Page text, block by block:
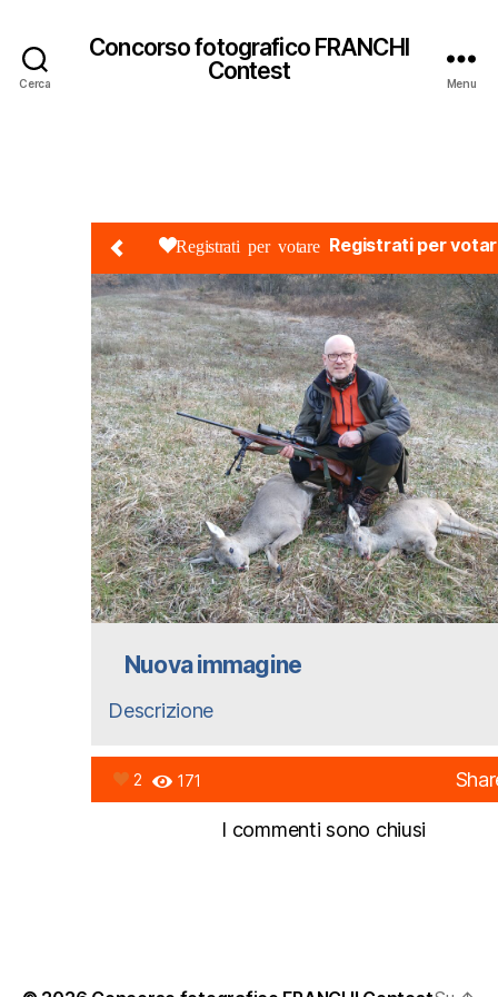
Cerca
Concorso fotografico FRANCHI
Contest
Menu
Registrati per votare Registrati per
Nuova immagine
Descrizione
2 171
I commenti sono chiusi